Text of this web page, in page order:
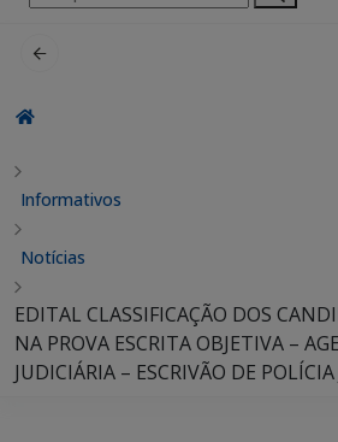
por:
Informativos
Notícias
EDITAL CLASSIFICAÇÃO DOS
NA PROVA ESCRITA OBJETIVA –
JUDICIÁRIA – ESCRIVÃO DE